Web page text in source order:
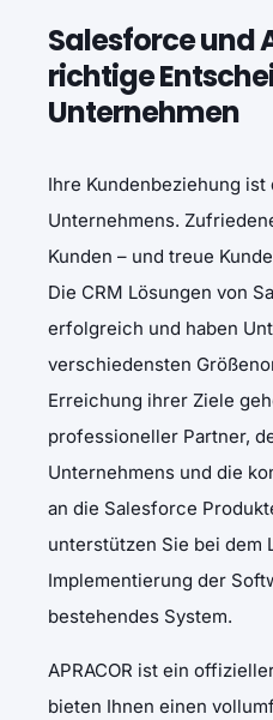
Salesforce und
richtige
Unternehmen
Ihre Kundenbeziehung
Unternehmens.
Kunden – und treue
Die CRM Lösungen von
erfolgreich und haben
verschiedensten
Erreichung ihrer Ziele
professioneller Partner,
Unternehmens und die
an die Salesforce
unterstützen Sie bei dem
Implementierung der
bestehendes System.
APRACOR ist ein
bieten Ihnen einen